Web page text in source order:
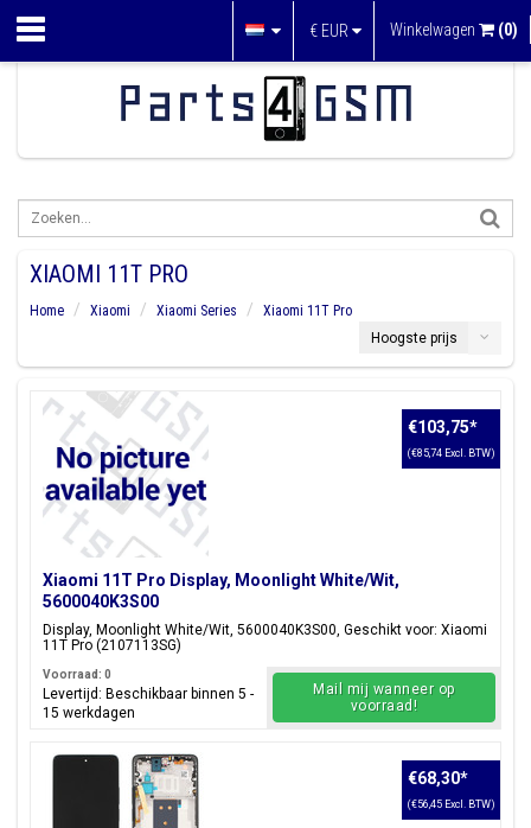
€ EUR Winkelwagen (0)
XIAOMI 11T PRO
Home Xiaomi Xiaomi Series
Xiaomi 11T Pro
Hoogste prijs
Xiaomi 11T Pro Display, Moonlight White/Wit,
5600040K3S00
Display, Moonlight White/Wit, 5600040K3S00, Geschikt voor: Xiaomi
11T Pro (2107113SG)
€103,75*
(€85,74 Excl. BTW)
Voorraad: 0
Levertijd: Beschikbaar binnen 5 -
15 werkdagen
Mail mij wanneer op
voorraad!
€68,30*
(€56,45 Excl. BTW)